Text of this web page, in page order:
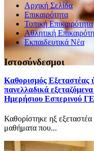
Καθορισμός Eξεταστέας
πανελλαδικά
Ημερήσιου Εσπερινού
Καθορίστηκε ηξ
μαθήματα που...
Αρχική Σελίδα
Επικαιρότητα
Τοπική Επικαιρότητα
Αθλητική
Eκπαιδευτικά Νέα
Ιστοσύνδεσμοι